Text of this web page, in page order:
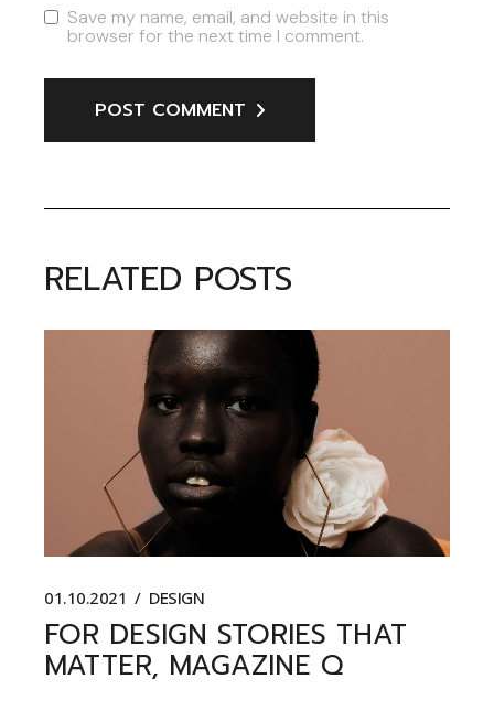
Save my name, email, and website in this
browser for the next time I comment.
POST COMMENT
RELATED POSTS
01.10.2021 DESIGN
FOR DESIGN STORIES THAT
MATTER, MAGAZINE Q